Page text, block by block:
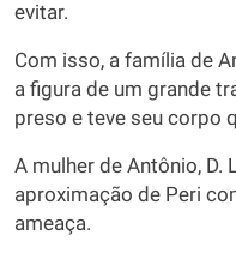
evitar.
Com isso, a família de
a figura de um grande
preso e teve seu corpo
A mulher de Antônio, D.
aproximação de Peri
ameaça.